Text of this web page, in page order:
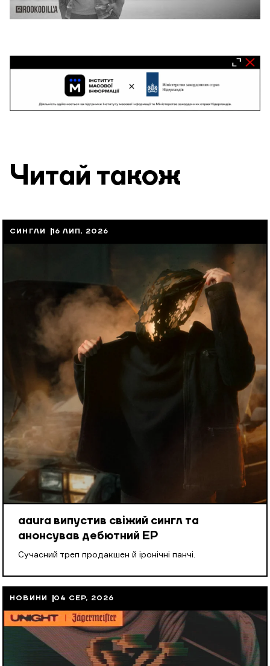
Читай також
СИНГЛИ 16 ЛИП, 2026
aaura випустив свіжий сингл та
анонсував дебютний EP
Cучасний треп продакшен й іронічні панчі.
НОВИНИ 04 СЕР, 2026